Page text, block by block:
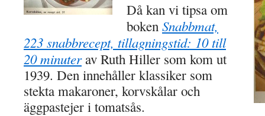
Då kan vi tipsa om
boken Snabbmat,
223 snabbrecept, tillagningstid: 10 till
20 minuterav Ruth Hiller som kom ut
1939. Den innehåller klassiker som
stekta makaroner, korvskålar och
äggpastejer i tomatsås.